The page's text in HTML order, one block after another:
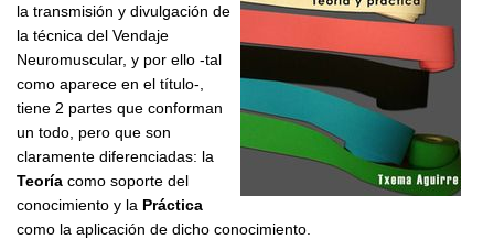
la transmisión y divulgación de
la técnica del Vendaje
Neuromuscular, y por ello -tal
como aparece en el título-,
tiene 2 partes que conforman
un todo, pero que son
claramente diferenciadas: la
Teoría como soporte del
conocimiento y la Práctica
como la aplicación de dicho conocimiento.